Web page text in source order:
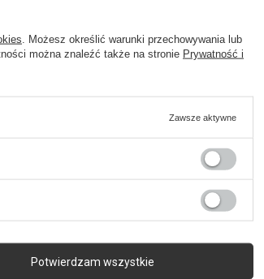
wieczorów
aby uprzyjemnić wieczory swojemu
światła, ale też prawdziwy przyjaciel,
lampka pomoże w stworzeniu
idealnej do zasypiania po długim
. Możesz określić warunki przechowywania lub
można znaleźć także na stronie Prywatność i
Zawsze aktywne
Potwierdzam wszystkie